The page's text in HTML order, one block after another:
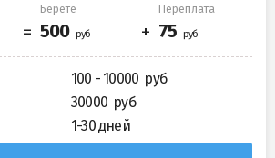
Берете Переплата
100 - 10000
30000
1-30 дней